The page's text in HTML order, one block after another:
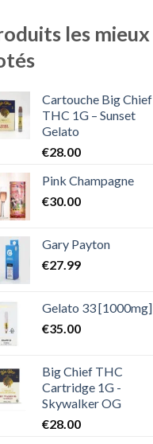
les mieux
Cartouche Big Chief
THC 1G – Sunset
Gelato
€28.00
Pink Champagne
€30.00
Gary Payton
€27.99
Gelato 33 [1000mg]
€35.00
Big Chief THC
Cartridge 1G -
Skywalker OG
€28.00